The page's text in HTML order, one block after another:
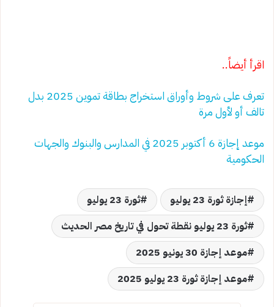
اقرأ أيضاً..
تعرف على شروط وأوراق استخراج بطاقة تموين 2025 بدل
تالف أو لأول مرة
موعد إجازة 6 أكتوبر 2025 في المدارس والبنوك والجهات
الحكومية
إجازة ثورة 23 يوليو
ثورة 23 يوليو
ثورة 23 يوليو نقطة تحول في تاريخ مصر الحديث
موعد إجازة 30 يونيو 2025
موعد إجازة ثورة 23 يوليو 2025